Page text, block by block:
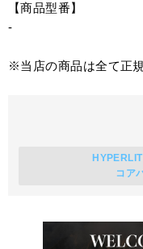
【商品型番】
-
※当店の商品は全て正規
コア